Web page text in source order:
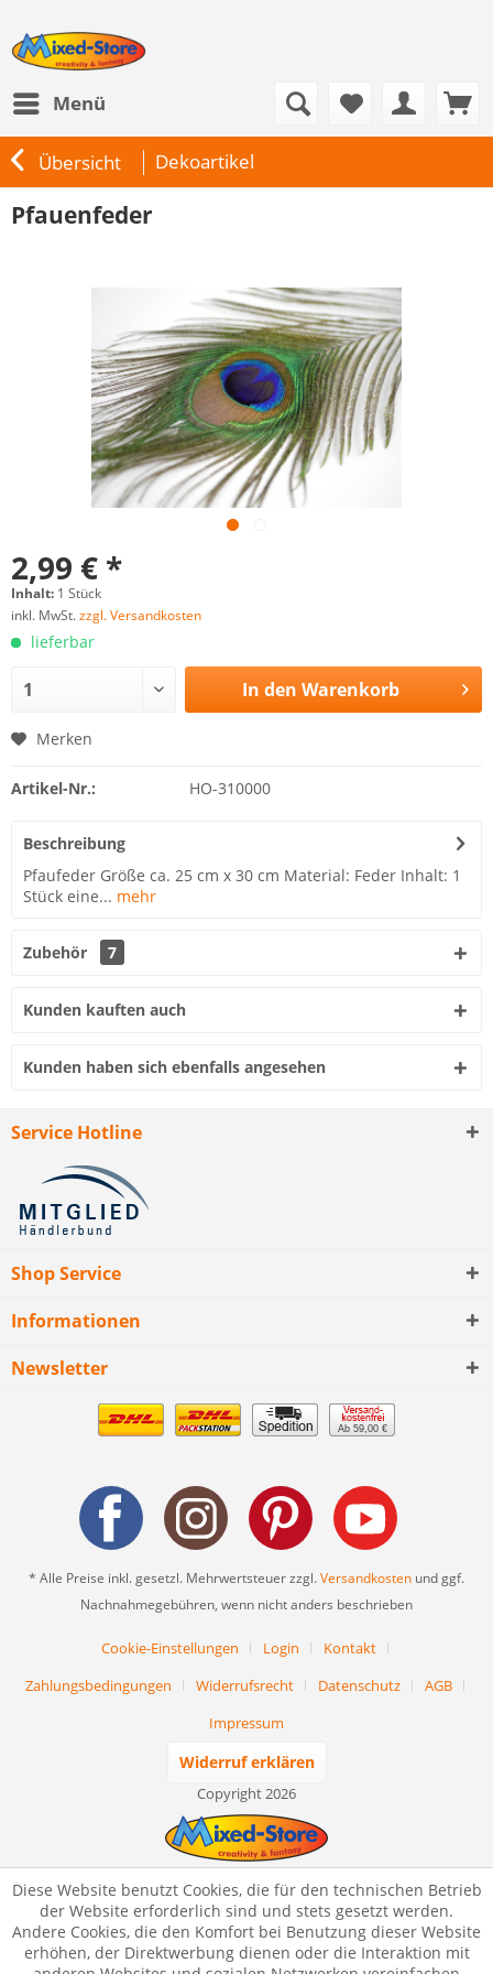
Menü
Übersicht Dekoartikel
Pfauenfeder
2,99 € *
Inhalt: 1 Stück
inkl. MwSt.zzgl. Versandkosten
lieferbar
In den Warenkorb
Merken
Artikel-Nr.: HO-310000
Beschreibung
Pfaufeder Größe ca. 25 cm x 30 cm Material: Feder Inhalt: 1
Stück eine... mehr
Zubehör 7
Kunden kauften auch
Kunden haben sich ebenfalls angesehen
Service Hotline
Shop Service
Informationen
Newsletter
Ab 59,00 €
* Alle Preise inkl. gesetzl. Mehrwertsteuer zzgl.Versandkosten und ggf.
Nachnahmegebühren, wenn nicht anders beschrieben
Cookie-Einstellungen Login
Kontakt
Zahlungsbedingungen
Widerrufsrecht Datenschutz
AGB
Impressum
Widerruf erklären
Copyright 2026
Diese Website benutzt Cookies, die für den technischen Betrieb
der Website erforderlich sind und stets gesetzt werden.
Andere Cookies, die den Komfort bei Benutzung dieser Website
erhöhen, der Direktwerbung dienen oder die Interaktion mit